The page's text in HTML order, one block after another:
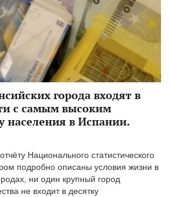
города входят в
с самым высоким
населения в Испании.
Национального статистического
подробно описаны условия жизни в
ни один крупный город
не входит в десятку